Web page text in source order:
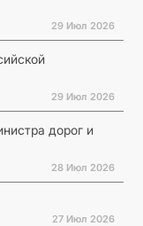
29 Июл 2026
29 Июл 2026
дорог и
28 Июл 2026
27 Июл 2026